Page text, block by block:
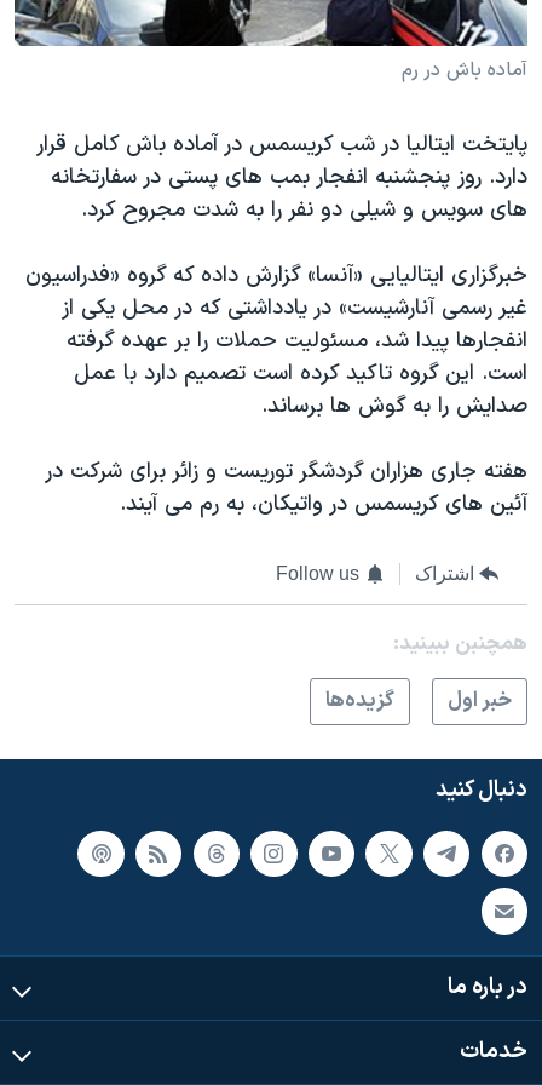
فرهنگ و زندگی
حقوق شهروندی
علم و فناوری
اسرائیل در جنگ
آرشیو پخش زنده
مستندها
انتخابات ریاست جمهوری آمریکا ۲۰۲۴
رمز مهسا
ورزش زنان در ایران
مجموعه مستندهای دادخواهی
تریبونال مردمی آبان ۹۸
دادگاه حمید نوری
چهل سال گروگان‌گیری
قانون شفافیت دارائی کادر رهبری ایران
اعتراضات مردمی آبان ۹۸
نرگس محمدی برنده جایزه نوبل صلح
همایش محافظه‌کاران آمریکا «سی‌پک»
صفحه‌های ویژه
سفر پرزیدنت ترامپ به چین
دنبال کنید
زبانهای مختلف
آماده باش در رم
پایتخت ایتالیا در شب کریسمس در آماده باش کامل قرار
دارد. روز پنجشنبه انفجار بمب های پستی در سفارتخانه
های سویس و شیلی دو نفر را به شدت مجروح کرد.
خبرگزاری ایتالیایی «آنسا» گزارش داده که گروه «فدراسیون
غیر رسمی آنارشیست» در یادداشتی که در محل یکی از
انفجارها پیدا شد، مسئولیت حملات را بر عهده گرفته
است. این گروه تاکید کرده است تصمیم دارد با عمل
صدایش را به گوش ها برساند.
هفته جاری هزاران گردشگر توریست و زائر برای شرکت در
آئین های کریسمس در واتیکان، به رم می آیند.
اشتراک Follow us
همچنبن ببینید:
خبر اول
گزيده‌ها
دنبال کنید
در باره ما
خدمات